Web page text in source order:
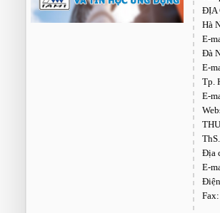
ĐỊA
Hà
E-
Đà
E-
Tp.
E-
Địa
E-